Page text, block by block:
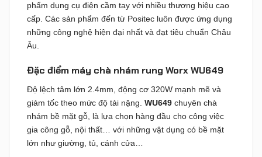
phẩm dụng cụ điện cầm tay với nhiều thương hiệu cao
cấp. Các sản phẩm đến từ Positec luôn được ứng dụng
những công nghệ hiện đại nhất và đạt tiêu chuẩn Châu
Âu.
Đặc điểm máy chà nhám rung Worx WU649
Độ lệch tâm lớn 2.4mm, động cơ 320W mạnh mẽ và
giảm tốc theo mức độ tải nặng. WU649 chuyên chà
nhám bề mặt gỗ, là lựa chọn hàng đầu cho công việc
gia công gỗ, nội thất… với những vật dụng có bề mặt
lớn như giường, tủ, cánh cửa…